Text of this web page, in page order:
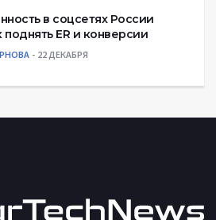
в соцсетях России
поднять ER и конверсии
22 ДЕКАБРЯ